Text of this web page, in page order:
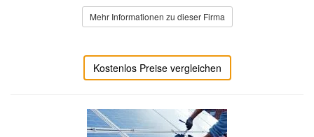
Mehr Informationen zu dieser Firma
Kostenlos Preise vergleichen